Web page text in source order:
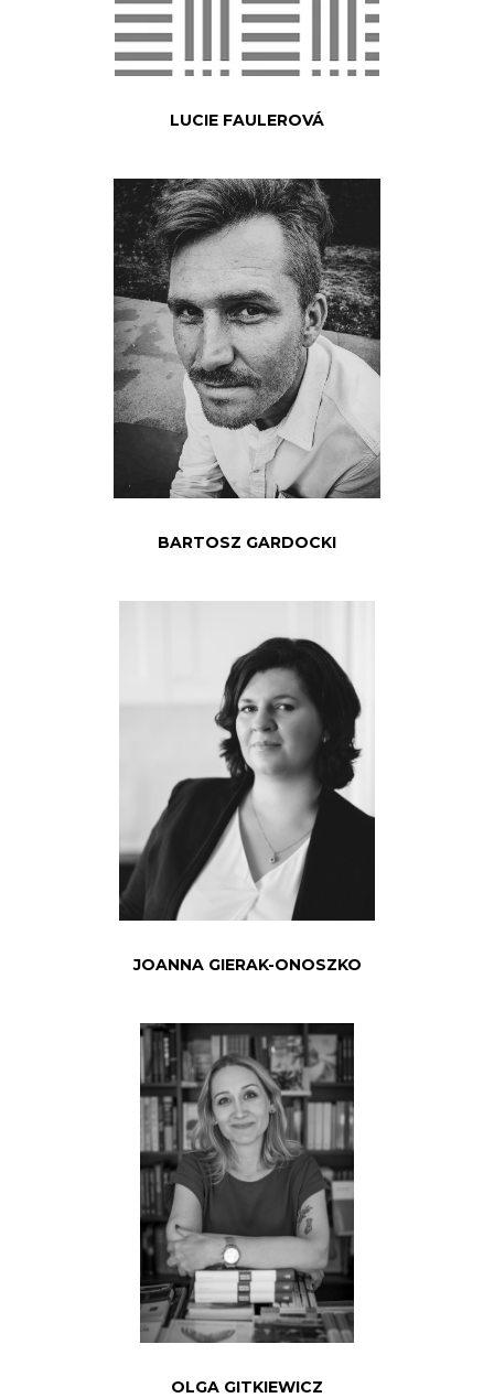
LUCIE FAULEROVÁ
BARTOSZ GARDOCKI
JOANNA GIERAK-ONOSZKO
OLGA GITKIEWICZ